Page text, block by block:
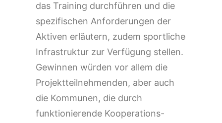
das Training durchführen und die
spezifischen Anforderungen der
Aktiven erläutern, zudem sportliche
Infrastruktur zur Verfügung stellen.
Gewinnen würden vor allem die
Projektteilnehmenden, aber auch
die Kommunen, die durch
funktionierende Kooperations-